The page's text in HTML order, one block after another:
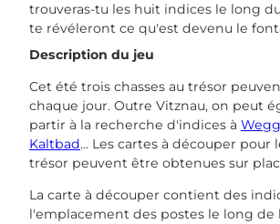
trouveras-tu les huit indices le long
te révéleront ce qu'est devenu le
Description du jeu
Cet été trois chasses au trésor
chaque jour. Outre Vitznau, on peut
partir à la recherche d'indices à
Kaltbad... Les cartes à découper pour
trésor peuvent être obtenues sur
La carte à découper contient des
l'emplacement des postes le long de